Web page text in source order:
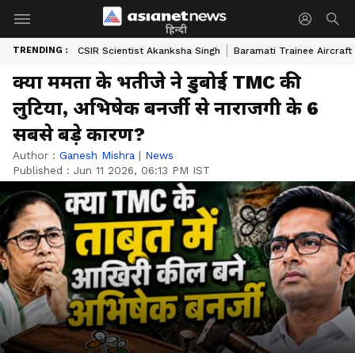
हिन्दी
TRENDING : CSIR Scientist Akanksha Singh Baramati Trainee Aircraft
क्या ममता के भतीजे ने डुबोई TMC की
लुटिया, अभिषेक बनर्जी से नाराजगी के 6
सबसे बड़े कारण?
Author : Ganesh Mishra | News
Published : Jun 11 2026, 06:13 PM IST